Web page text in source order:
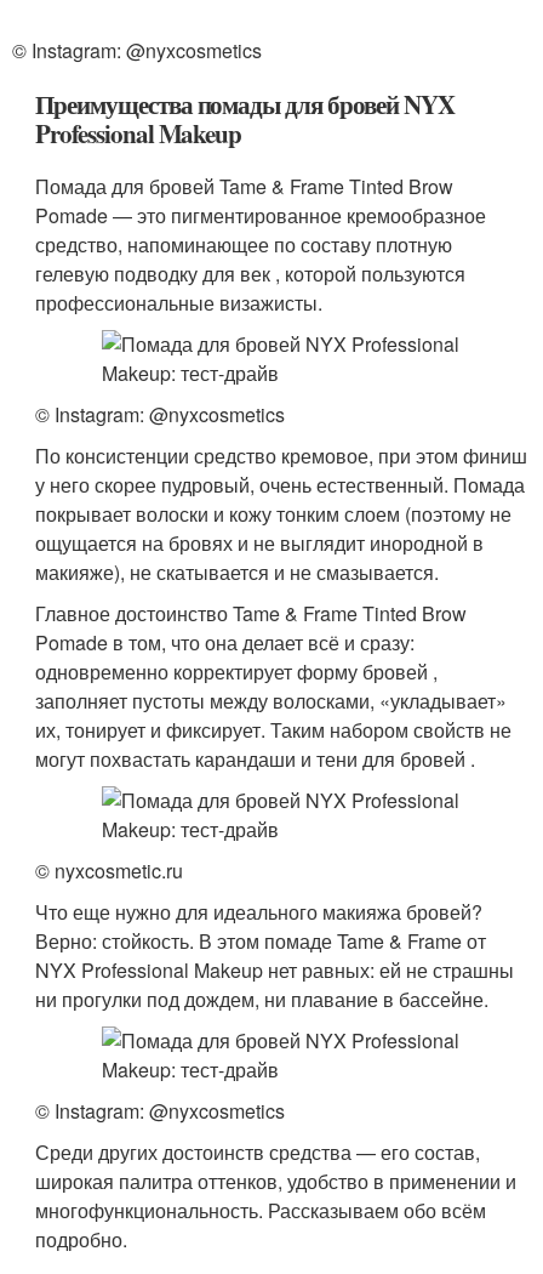
© Instagram: @nyxcosmetics
Преимущества помады для бровей NYX
Professional Makeup
Помада для бровей Tame & Frame Tinted Brow
Pomade — это пигментированное кремообразное
средство, напоминающее по составу плотную
гелевую подводку для век , которой пользуются
профессиональные визажисты.
© Instagram: @nyxcosmetics
По консистенции средство кремовое, при этом финиш
у него скорее пудровый, очень естественный. Помада
покрывает волоски и кожу тонким слоем (поэтому не
ощущается на бровях и не выглядит инородной в
макияже), не скатывается и не смазывается.
Главное достоинство Tame & Frame Tinted Brow
Pomade в том, что она делает всё и сразу:
одновременно корректирует форму бровей ,
заполняет пустоты между волосками, «укладывает»
их, тонирует и фиксирует. Таким набором свойств не
могут похвастать карандаши и тени для бровей .
© nyxcosmetic.ru
Что еще нужно для идеального макияжа бровей?
Верно: стойкость. В этом помаде Tame & Frame от
NYX Professional Makeup нет равных: ей не страшны
ни прогулки под дождем, ни плавание в бассейне.
© Instagram: @nyxcosmetics
Среди других достоинств средства — его состав,
широкая палитра оттенков, удобство в применении и
многофункциональность. Рассказываем обо всём
подробно.